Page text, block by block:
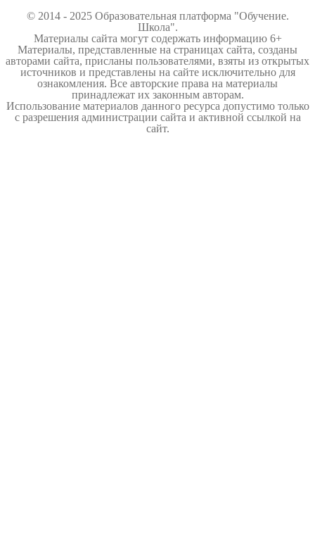
© 2014 - 2025 Образовательная платформа "Обучение.
Школа".
Материалы сайта могут содержать информацию 6+
Материалы, представленные на страницах сайта, созданы
авторами сайта, присланы пользователями, взяты из открытых
источников и представлены на сайте исключительно для
ознакомления. Все авторские права на материалы
принадлежат их законным авторам.
Использование материалов данного ресурса допустимо только
с разрешения администрации сайта и активной ссылкой на
сайт.